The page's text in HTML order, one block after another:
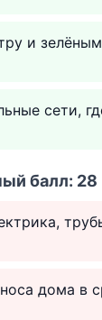
и
сети,
балл: 28
дома в